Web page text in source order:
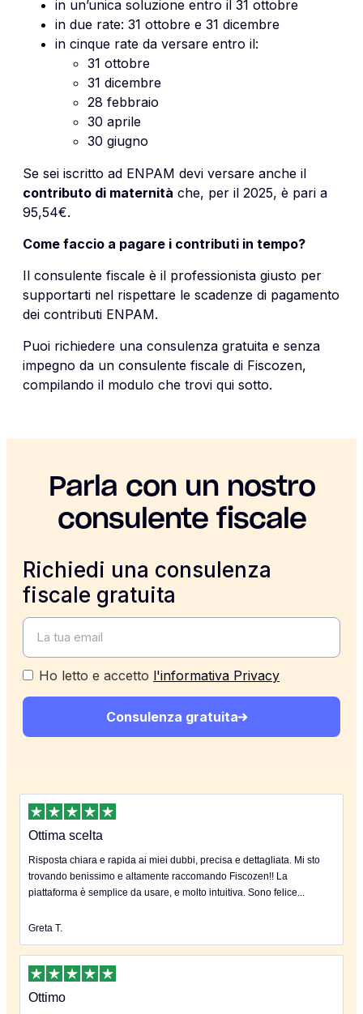
in un’unica soluzione entro il 31 ottobre
in due rate: 31 ottobre e 31 dicembre
in cinque rate da versare entro il:
31 ottobre
31 dicembre
28 febbraio
30 aprile
30 giugno
Se sei iscritto ad ENPAM devi versare anche il
contributo di maternità che, per il 2025, è pari a
95,54€.
Come faccio a pagare i contributi in tempo?
Il consulente fiscale è il professionista giusto per
supportarti nel rispettare le scadenze di pagamento
dei contributi ENPAM.
Puoi richiedere una consulenza gratuita e senza
impegno da un consulente fiscale di Fiscozen,
compilando il modulo che trovi qui sotto.
Parla con un nostro
consulente fiscale
Richiedi una consulenza
fiscale gratuita
Ho letto e accetto l'informativa Privacy
Consulenza gratuita
Ottima scelta
Risposta chiara e rapida ai miei dubbi, precisa e dettagliata. Mi sto
trovando benissimo e altamente raccomando Fiscozen!! La
piattaforma è semplice da usare, e molto intuitiva. Sono felice...
Greta T.
Ottimo